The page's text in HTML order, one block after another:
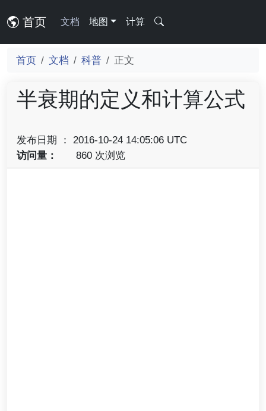
首页 文档 地图 计算
首页 文档 科普 正文
半衰期的定义和计算公式
发布日期 ： 2016-10-24 14:05:06 UTC
访问量：
860 次浏览